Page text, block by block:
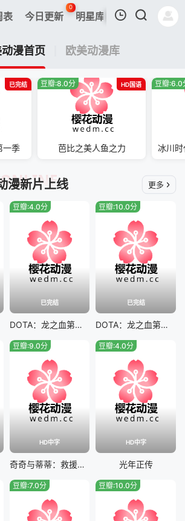
表 今日更新
0
明星库 热搜榜
我的观影记录
暂无观看影片的记录
动漫首页 欧美动漫库
已完结
一季
HD国语
豆瓣:8.0分
芭比之美人鱼之力
豆瓣:6.0
漫新片上线 更多
已完结
豆瓣:4.0分
DOTA：龙之血第三季
已完结
豆瓣:10.0分
DOTA：龙之血第二季
HD中字
豆瓣:9.0分
奇奇与蒂蒂：救援突击队
HD中字
豆瓣:4.0分
光年正传
豆瓣:7.0分 豆瓣:10.0分